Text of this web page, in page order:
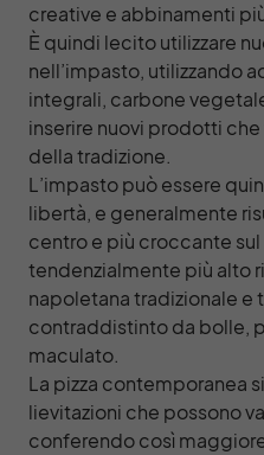
creative e abbinamenti
È quindi lecito utilizzare
nell’impasto, utilizzando
integrali, carbone
inserire nuovi prodotti
della tradizione.
L’impasto può essere
libertà, e generalmente
centro e più croccante sul
tendenzialmente più alto
napoletana tradizionale e
contraddistinto da bolle,
maculato.
La pizza contemporanea
lievitazioni che possono
conferendo così